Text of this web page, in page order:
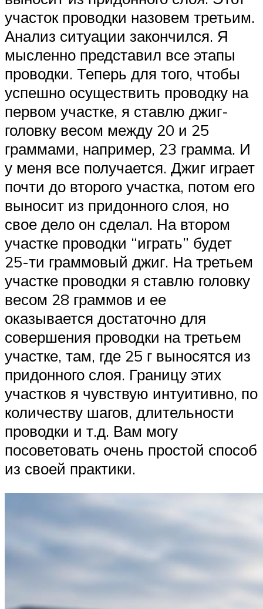
участок проводки назовем третьим.
Анализ ситуации закончился. Я
мысленно представил все этапы
проводки. Теперь для того, чтобы
успешно осуществить проводку на
первом участке, я ставлю джиг-
головку весом между 20 и 25
граммами, например, 23 грамма. И
у меня все получается. Джиг играет
почти до второго участка, потом его
выносит из придонного слоя, но
свое дело он сделал. На втором
участке проводки “играть” будет
25-ти граммовый джиг. На третьем
участке проводки я ставлю головку
весом 28 граммов и ее
оказывается достаточно для
совершения проводки на третьем
участке, там, где 25 г выносятся из
придонного слоя. Границу этих
участков я чувствую интуитивно, по
количеству шагов, длительности
проводки и т.д. Вам могу
посоветовать очень простой способ
из своей практики.